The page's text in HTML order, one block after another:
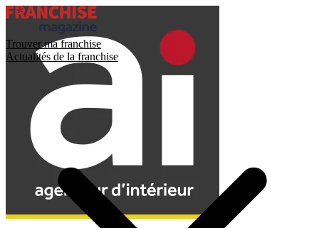
Trouver ma franchise
Actualités de la franchise